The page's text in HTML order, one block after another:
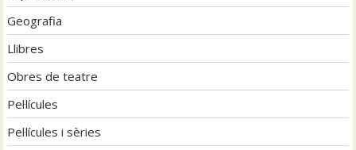
Geografia
Llibres
Obres de teatre
Pel·lícules
Pel·lícules i sèries